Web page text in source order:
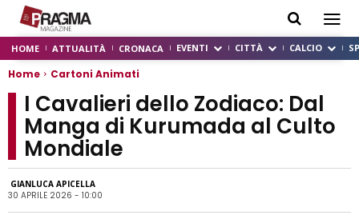
HOME ATTUALITÀ CRONACA EVENTI CITTÀ CALCIO
Home Cartoni Animati
I Cavalieri dello Zodiaco: Dal
Manga di Kurumada al Culto
Mondiale
GIANLUCA APICELLA
30 APRILE 2026 - 10:00